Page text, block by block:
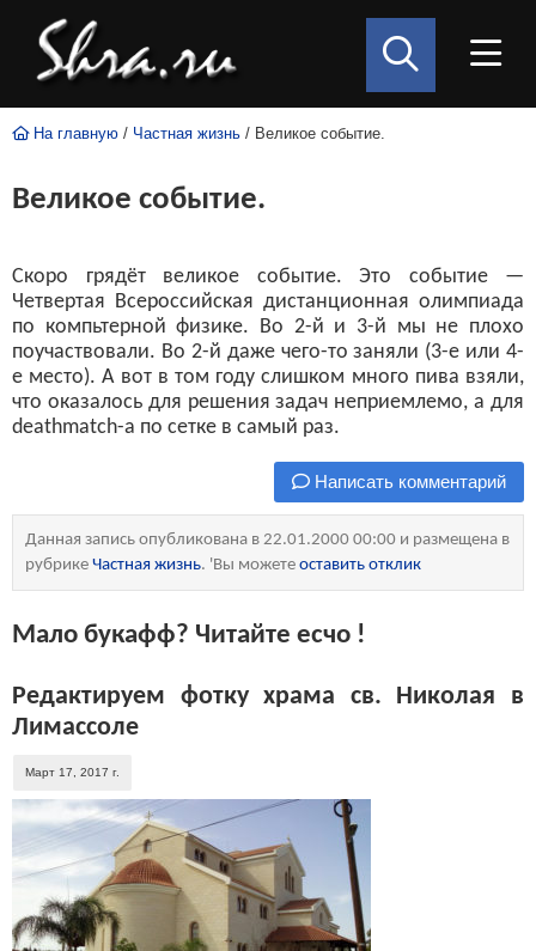
На главную / Частная жизнь / Великое событие.
Великое событие.
Скоро грядёт великое событие. Это событие —
Четвертая Всероссийская дистанционная олимпиада
по компьтерной физике. Во 2-й и 3-й мы не плохо
поучаствовали. Во 2-й даже чего-то заняли (3-е или 4-
е место). А вот в том году слишком много пива взяли,
что оказалось для решения задач неприемлемо, а для
deathmatch-а по сетке в самый раз.
Написать комментарий
Данная запись опубликована в 22.01.2000 00:00 и размещена в
рубрике Частная жизнь. 'Вы можете оставить отклик
Мало букафф? Читайте есчо !
Редактируем фотку храма св. Николая в
Лимассоле
Март 17, 2017 г.